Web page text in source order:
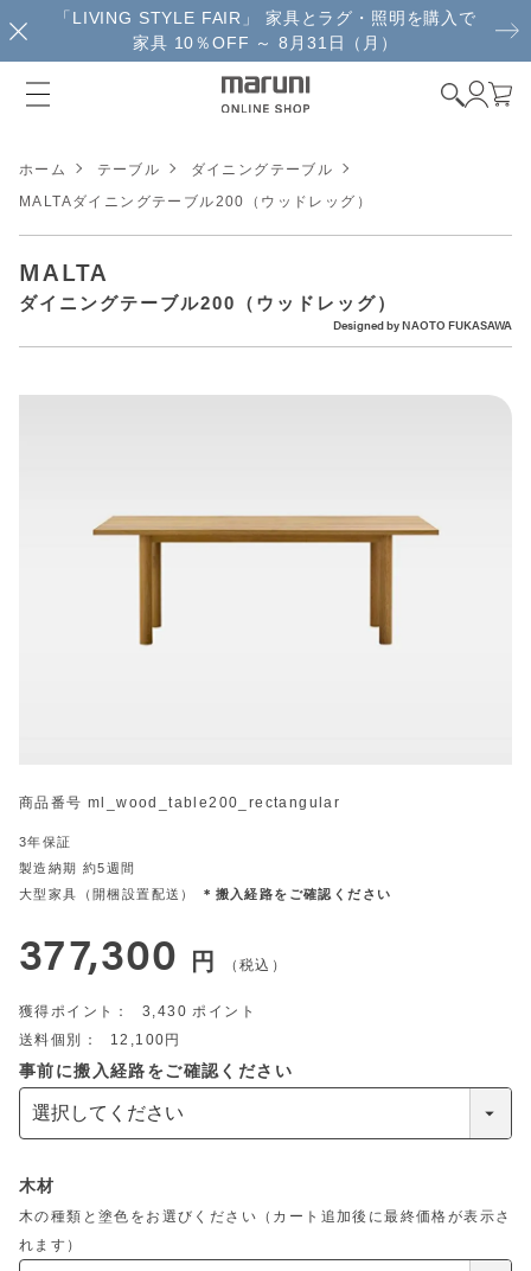
「LIVING STYLE FAIR」 家具とラグ・照明を購入で
家具 10％OFF ～ 8月31日（月）
ホーム テーブル
ダイニングテーブル
MALTAダイニングテーブル200（ウッドレッグ）
MALTA
ダイニングテーブル200（ウッドレッグ）
Designed byNAOTO FUKASAWA
商品番号 ml_wood_table200_rectangular
3年保証
製造納期 約5週間
大型家具（開梱設置配送）
＊搬入経路をご確認ください
377,300 税込
3,430
12,100
事前に搬入経路をご確認ください
木材
木の種類と塗色をお選びください（カート追加後に最終価格が表示さ
れます）